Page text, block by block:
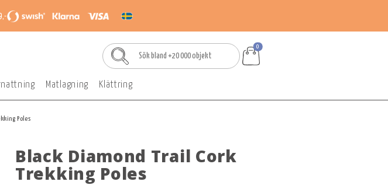
0
Matlagning Klättring
Poles
Black Diamond Trail Cork
Trekking Poles